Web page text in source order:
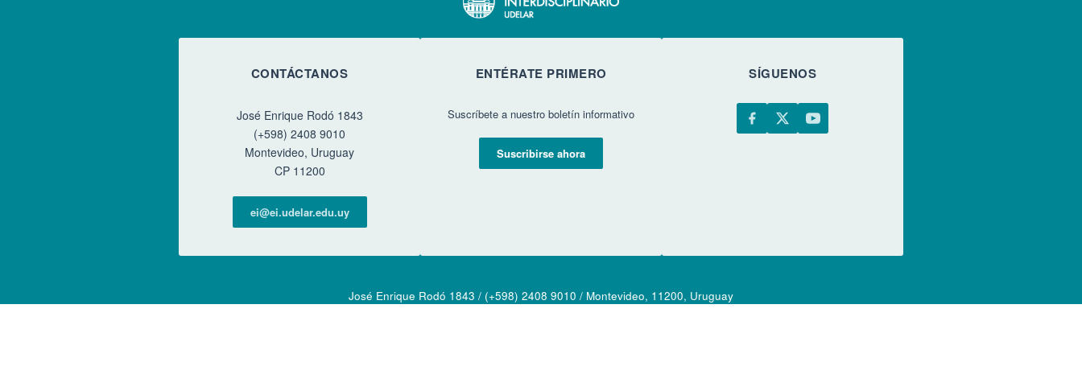
CONTÁCTANOS
José Enrique Rodó 1843
(+598) 2408 9010
Montevideo, Uruguay
CP 11200
ei@ei.udelar.edu.uy
ENTÉRATE PRIMERO
Suscríbete a nuestro boletín informativo
Suscribirse ahora
SÍGUENOS
José Enrique Rodó 1843 / (+598) 2408 9010 / Montevideo, 11200, Uruguay